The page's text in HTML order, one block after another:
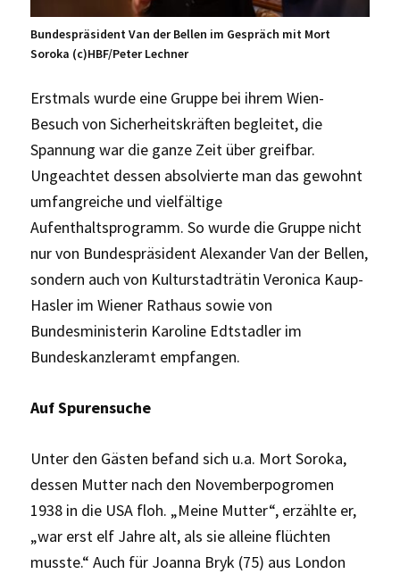
Bundespräsident Van der Bellen im Gespräch mit Mort
Soroka (c)HBF/Peter Lechner
Erstmals wurde eine Gruppe bei ihrem Wien-
Besuch von Sicherheitskräften begleitet, die
Spannung war die ganze Zeit über greifbar.
Ungeachtet dessen absolvierte man das gewohnt
umfangreiche und vielfältige
Aufenthaltsprogramm. So wurde die Gruppe nicht
nur von Bundespräsident Alexander Van der Bellen,
sondern auch von Kulturstadträtin Veronica Kaup-
Hasler im Wiener Rathaus sowie von
Bundesministerin Karoline Edtstadler im
Bundeskanzleramt empfangen.
Auf Spurensuche
Unter den Gästen befand sich u.a. Mort Soroka,
dessen Mutter nach den Novemberpogromen
1938 in die USA floh. „Meine Mutter“, erzählte er,
„war erst elf Jahre alt, als sie alleine flüchten
musste.“ Auch für Joanna Bryk (75) aus London